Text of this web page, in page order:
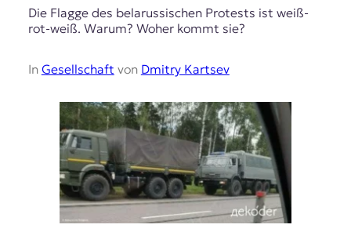
Die Flagge des belarussischen Protests ist weiß-
rot-weiß. Warum? Woher kommt sie?
In Gesellschaft von Dmitry Kartsev